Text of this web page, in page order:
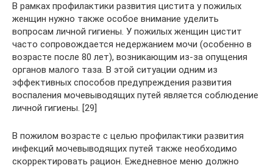
В рамках профилактики развития цистита у пожилых
женщин нужно также особое внимание уделить
вопросам личной гигиены. У пожилых женщин цистит
часто сопровождается недержанием мочи (особенно в
возрасте после 80 лет), возникающим из-за опущения
органов малого таза. В этой ситуации одним из
эффективных способов предупреждения развития
воспаления мочевыводящих путей является соблюдение
личной гигиены. [29]
В пожилом возрасте с целью профилактики развития
инфекций мочевыводящих путей также необходимо
скорректировать рацион. Ежедневное меню должно